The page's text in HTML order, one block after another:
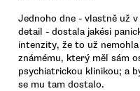
Jednoho dne - vlastně už
detail - dostala jakési
intenzity, že to už
známému, který měl sám
psychiatrickou klinikou; a
se mu tam dostalo.